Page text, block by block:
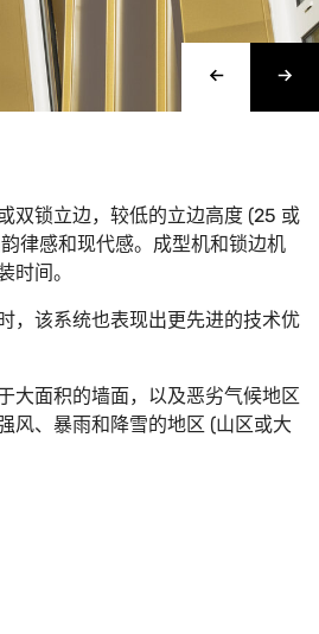
双锁立边，较低的立边高度 (25 或
律感和现代感。成型机和锁边机
时间。
，该系统也表现出更先进的技术优
大面积的墙面，以及恶劣气候地区
风、暴雨和降雪的地区 (山区或大